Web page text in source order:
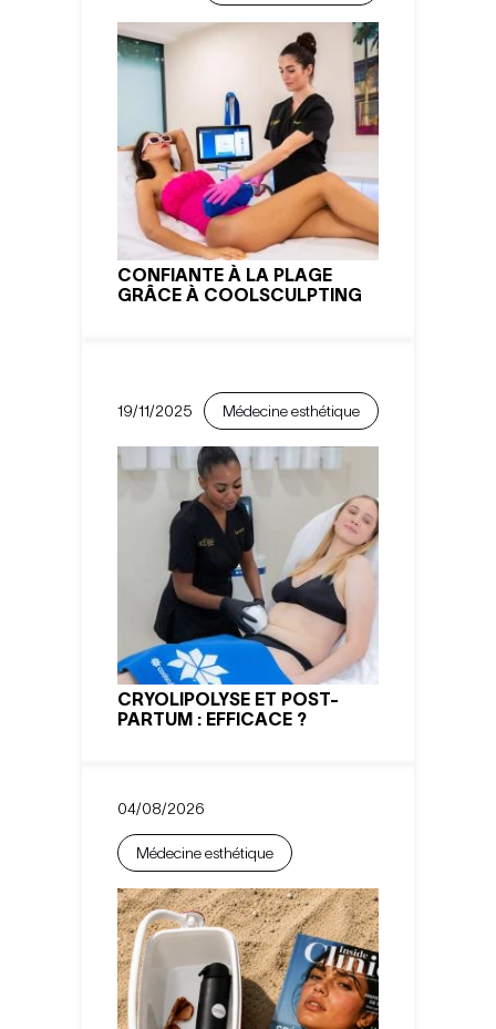
CONFIANTE À LA PLAGE
GRÂCE À COOLSCULPTING
19/11/2025 Médecine esthétique
CRYOLIPOLYSE ET POST-
PARTUM : EFFICACE ?
04/08/2026
Médecine esthétique